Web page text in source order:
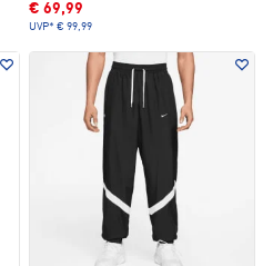
€ 69,99
UVP* € 99,99